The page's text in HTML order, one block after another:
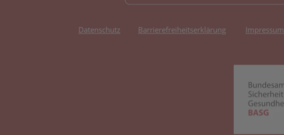
Datenschutz Barrierefreiheitserklärung Impressum